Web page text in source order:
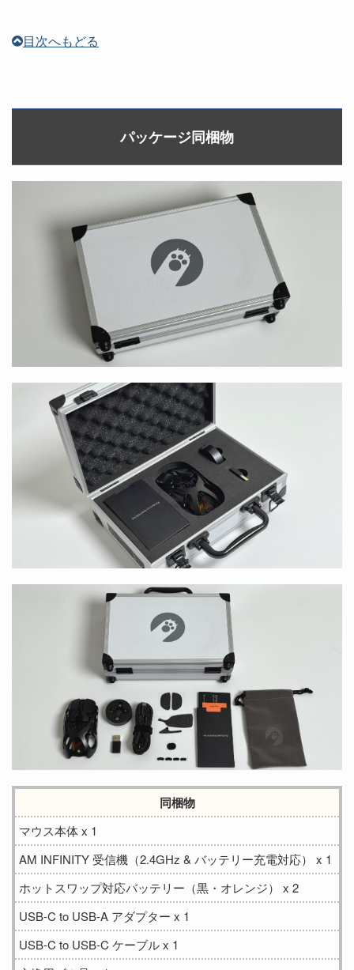
目次へもどる
パッケージ同梱物
同梱物
マウス本体 x 1
AM INFINITY 受信機（2.4GHz & バッテリー充電対応） x 1
ホットスワップ対応バッテリー（黒・オレンジ） x 2
USB-C to USB-A アダプター x 1
USB-C to USB-C ケーブル x 1